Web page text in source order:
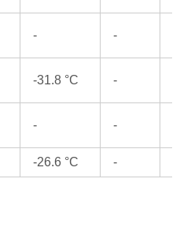
- -
-31.8 °C -
- -
-26.6 °C -